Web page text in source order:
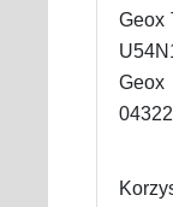
Geox